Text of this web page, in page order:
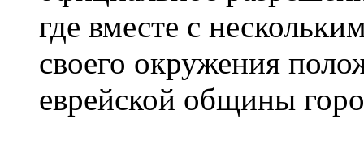
где вместе с
своего окружения
еврейской общины